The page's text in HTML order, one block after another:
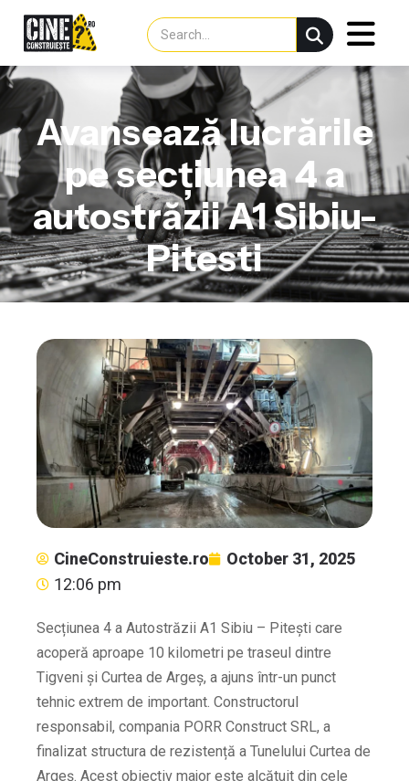
Avansează lucrările
pe secțiunea 4 a
autostrăzii A1 Sibiu-
Pitesti
CineConstruieste.ro
October 31, 2025
12:06 pm
Secțiunea 4 a Autostrăzii A1 Sibiu – Pitești care
acoperă aproape 10 kilometri pe traseul dintre
Tigveni și Curtea de Argeș, a ajuns într-un punct
tehnic extrem de important. Constructorul
responsabil, compania PORR Construct SRL, a
finalizat structura de rezistență a Tunelului Curtea de
Argeș. Acest obiectiv major este alcătuit din cele